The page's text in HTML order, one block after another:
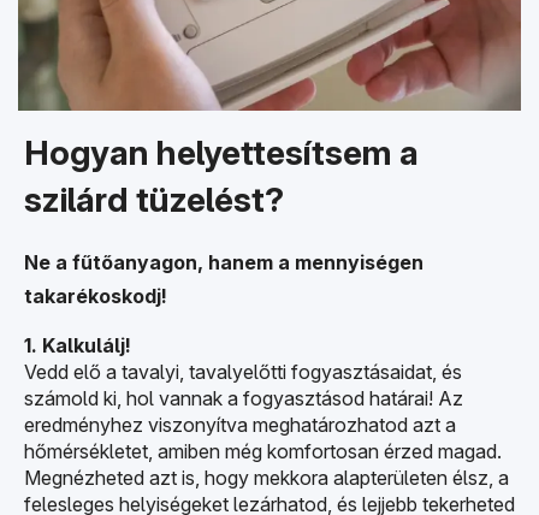
Hogyan helyettesítsem a
szilárd tüzelést?
Ne a fűtőanyagon, hanem a mennyiségen
takarékoskodj!
1. Kalkulálj!
Vedd elő a tavalyi, tavalyelőtti fogyasztásaidat, és
számold ki, hol vannak a fogyasztásod határai! Az
eredményhez viszonyítva meghatározhatod azt a
hőmérsékletet, amiben még komfortosan érzed magad.
Megnézheted azt is, hogy mekkora alapterületen élsz, a
felesleges helyiségeket lezárhatod, és lejjebb tekerheted